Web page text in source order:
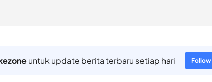
untuk update berita terbaru setiap hari Follow